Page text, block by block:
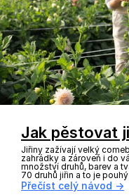
Jak pěstovat
Jiřiny zažívají velký
zahrádky a zároveň i do
množství druhů, barev a
70 druhů jiřin a to je
Přečíst celý návod →